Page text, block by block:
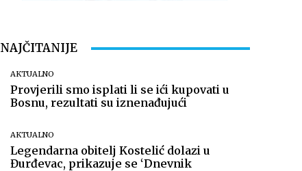
NAJČITANIJE
AKTUALNO
Provjerili smo isplati li se ići kupovati u
Bosnu, rezultati su iznenađujući
AKTUALNO
Legendarna obitelj Kostelić dolazi u
Đurđevac, prikazuje se ‘Dnevnik